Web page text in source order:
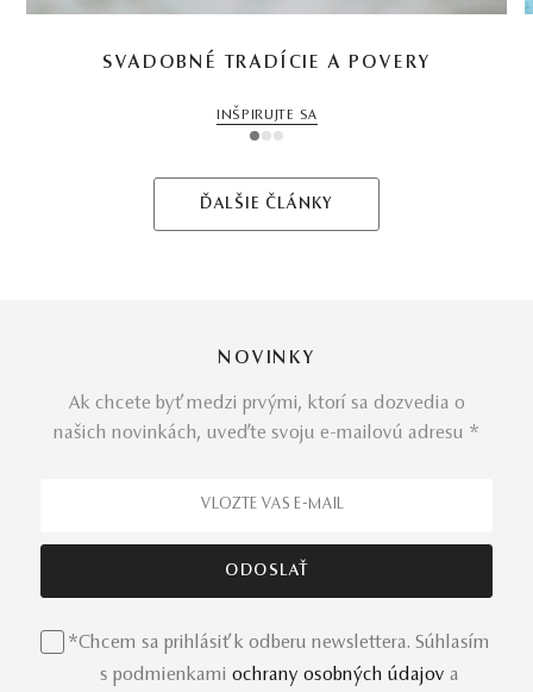
SVADOBNÉ TRADÍCIE A POVERY
INŠPIRUJTE SA
1 2 3
ĎALŠIE ČLÁNKY
NOVINKY
Ak chcete byť medzi prvými, ktorí sa dozvedia o
našich novinkách, uveďte svoju e-mailovú adresu *
*Chcem sa prihlásiť k odberu newslettera. Súhlasím
s podmienkami ochrany osobných údajov a